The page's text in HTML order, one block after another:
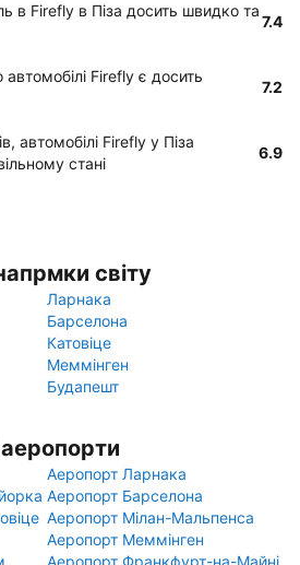
в Firefly в Піза досить швидко та
7.4
автомобілі Firefly є досить
7.2
автомобілі Firefly у Піза
стані
6.9
світу
Ларнака
Барселона
Катовіце
Меммінген
Будапешт
аеропорти
Аеропорт Ларнака
Аеропорт Барселона
Аеропорт Мілан-Мальпенса
Аеропорт Меммінген
Аеропорт Франкфурт-на-Майні